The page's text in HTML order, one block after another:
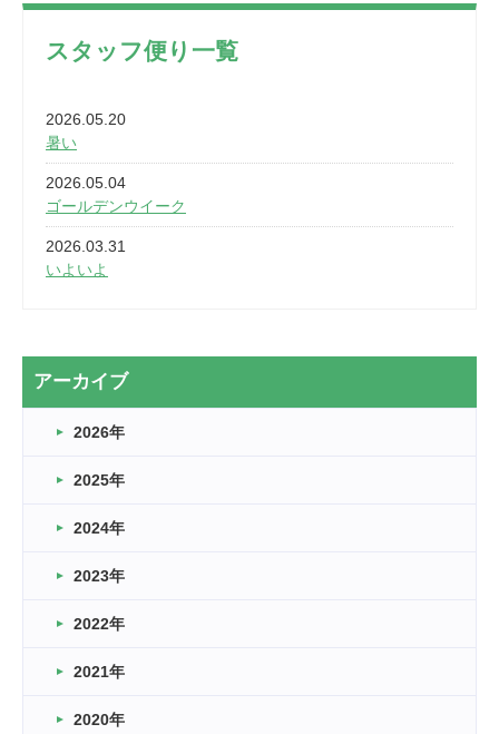
スタッフ便り一覧
2026.05.20
暑い
2026.05.04
ゴールデンウイーク
2026.03.31
いよいよ
2026.03.20
なぎなた
2026.03.16
車いすバスケとRくんのお話
卒業・卒園の季節★
2026.03.11
緑ケ丘体育館
2022.11.03
アーカイブ
2026年
2025年
2024年
2023年
2022年
2021年
2020年